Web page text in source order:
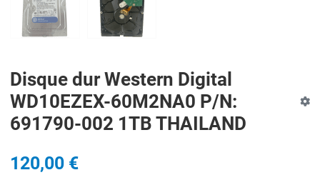
Disque dur Western Digital
WD10EZEX-60M2NA0 P/N:
691790-002 1TB THAILAND
120,00 €